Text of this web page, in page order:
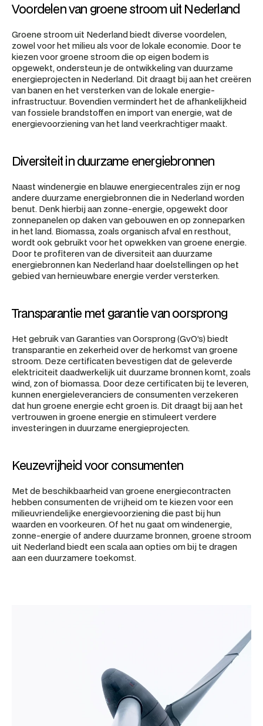
Voordelen van groene stroom uit Nederland
Groene stroom uit Nederland biedt diverse voordelen,
zowel voor het milieu als voor de lokale economie. Door te
kiezen voor groene stroom die op eigen bodem is
opgewekt, ondersteun je de ontwikkeling van duurzame
energieprojecten in Nederland. Dit draagt bij aan het creëren
van banen en het versterken van de lokale energie-
infrastructuur. Bovendien vermindert het de afhankelijkheid
van fossiele brandstoffen en import van energie, wat de
energievoorziening van het land veerkrachtiger maakt.
Diversiteit in duurzame energiebronnen
Naast windenergie en blauwe energiecentrales zijn er nog
andere duurzame energiebronnen die in Nederland worden
benut. Denk hierbij aan zonne-energie, opgewekt door
zonnepanelen op daken van gebouwen en op zonneparken
in het land. Biomassa, zoals organisch afval en resthout,
wordt ook gebruikt voor het opwekken van groene energie.
Door te profiteren van de diversiteit aan duurzame
energiebronnen kan Nederland haar doelstellingen op het
gebied van hernieuwbare energie verder versterken.
Transparantie met garantie van oorsprong
Het gebruik van Garanties van Oorsprong (GvO’s) biedt
transparantie en zekerheid over de herkomst van groene
stroom. Deze certificaten bevestigen dat de geleverde
elektriciteit daadwerkelijk uit duurzame bronnen komt, zoals
wind, zon of biomassa. Door deze certificaten bij te leveren,
kunnen energieleveranciers de consumenten verzekeren
dat hun groene energie echt groen is. Dit draagt bij aan het
vertrouwen in groene energie en stimuleert verdere
investeringen in duurzame energieprojecten.
Keuzevrijheid voor consumenten
Met de beschikbaarheid van groene energiecontracten
hebben consumenten de vrijheid om te kiezen voor een
milieuvriendelijke energievoorziening die past bij hun
waarden en voorkeuren. Of het nu gaat om windenergie,
zonne-energie of andere duurzame bronnen, groene stroom
uit Nederland biedt een scala aan opties om bij te dragen
aan een duurzamere toekomst.